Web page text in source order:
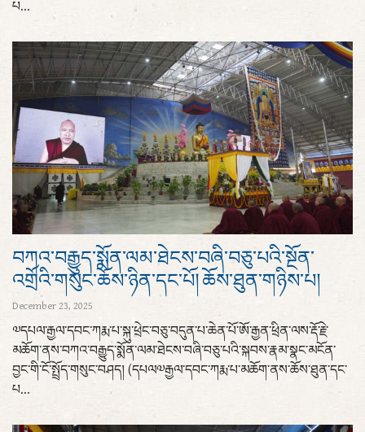
པ...
བཀའ་བརྒྱུད་སྨོན་ལམ་ཐེངས་བཞི་བཅུ་པའི་སྔོན་
འགྲོའི་གསུང་ཆོས་ཉིན་དང་པོ། ཆོས་ཐུན་གཉིས་པ།
December 23, 2025
༧དཔལ་རྒྱལ་དབང་ཀརྨ་པ་སྐུ་ཕྲེང་བཅུ་བདུན་པ་ཆེན་པོ་ཨོ་རྒྱན་ཕྲིན་ལས་རྡོ་རྗེ་
མཆོག་ནས་བཀའ་བརྒྱུད་སྨོན་ལམ་ཐེངས་བཞི་བཅུ་པའི་སྐབས་རྣམ་སྣང་མངོན་
བྱང་གི་ངོ་སྤྲོད་གསུང་བཤད། (དཔལ༧རྒྱལ་དབང་ཀརྨ་པ་མཆོག་ནས་ཆོས་ཐུན་དང་
པ...